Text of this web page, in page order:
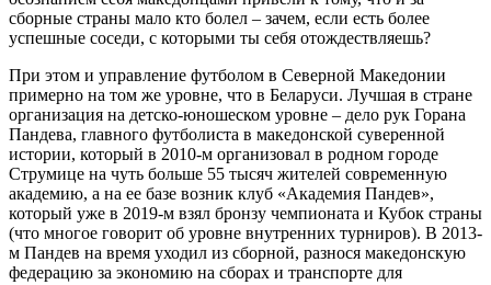
сборные страны мало кто болел – зачем, если есть более
успешные соседи, с которыми ты себя отождествляешь?
При этом и управление футболом в Северной Македонии
примерно на том же уровне, что в Беларуси. Лучшая в стране
организация на детско-юношеском уровне – дело рук Горана
Пандева, главного футболиста в македонской суверенной
истории, который в 2010-м организовал в родном городе
Струмице на чуть больше 55 тысяч жителей современную
академию, а на ее базе возник клуб «Академия Пандев»,
который уже в 2019-м взял бронзу чемпионата и Кубок страны
(что многое говорит об уровне внутренних турниров). В 2013-
м Пандев на время уходил из сборной, разнося македонскую
федерацию за экономию на сборах и транспорте для